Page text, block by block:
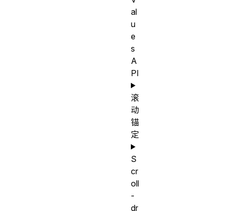
al
u
e
s
A
PI
滚
动
锚
定
S
cr
oll
-
dr